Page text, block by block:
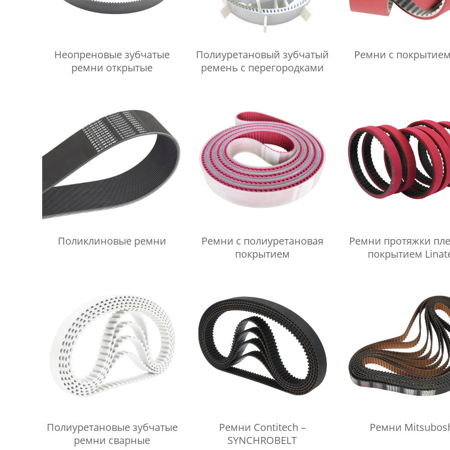
Неопреновые зубчатые
ремни открытые
Полиуретановый зубчатый
ремень с перегородками
Ремни с
Поликлиновые ремни
Ремни с полиуретановая
покрытием
Ремни протяжки
покрытием
Полиуретановые зубчатые
ремни сварные
Ремни Contitech –
SYNCHROBELT
Ремни